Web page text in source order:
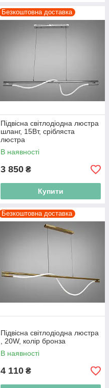
Безкоштовна доставка
Підвісна світлодіодна люстра
шланг, 15Вт, срібляста
люстра
В наявності
3 850 ₴
Купити
Безкоштовна доставка
Підвісна світлодіодна люстра
, 20W, колір бронза
В наявності
4 110 ₴